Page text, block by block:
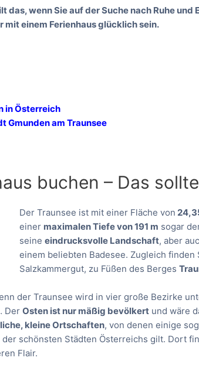
das, wenn Sie auf der Suche nach Ruhe
einem Ferienhaus glücklich sein.
in Österreich
Gmunden am Traunsee
buchen – Das
Der Traunsee ist mit einer Fläche von
einer maximalen Tiefe von 191 m sogar
seine eindrucksvolle Landschaft, aber
einem beliebten Badesee. Zugleich
Salzkammergut, zu Füßen des Berges
der Traunsee wird in vier große Bezirke
DerOsten ist nur mäßig bevölkert und wäre
kleine Ortschaften, von denen einige
der schönsten Städten Österreichs gilt. Dort
Flair.